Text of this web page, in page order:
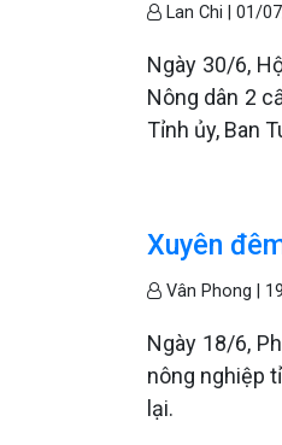
Lan Chi |01/
Ngày 30/6,
Nông dân 2
Tỉnh ủy, Ban
Xuyên
Vân Phong |
Ngày 18/6,
nông nghiệp
lại.